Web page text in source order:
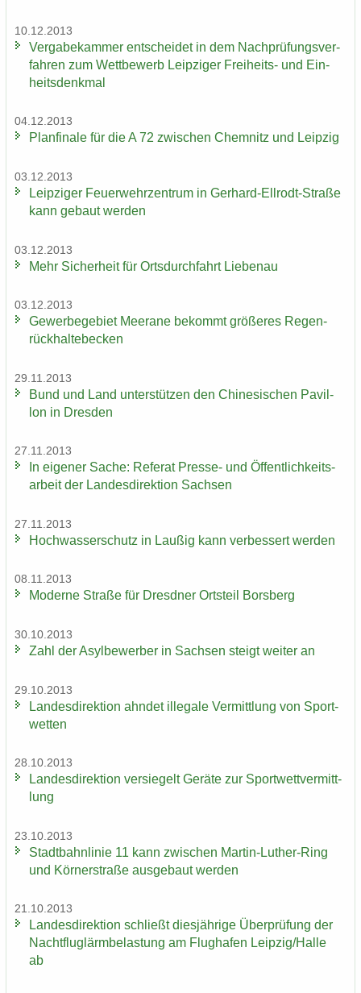
10.12.2013
Ver­ga­be­kam­mer ent­schei­det in dem Nach­prü­fungs­ver­
fah­ren zum Wett­be­werb Leip­zi­ger Freiheits-​ und Ein­
heits­denk­mal
04.12.2013
Plan­fi­na­le für die A 72 zwi­schen Chem­nitz und Leip­zig
03.12.2013
Leip­zi­ger Feu­er­wehr­zen­trum in Gerhard-​Ellrodt-Straße
kann ge­baut wer­den
03.12.2013
Mehr Si­cher­heit für Orts­durch­fahrt Lie­be­nau
03.12.2013
Ge­wer­be­ge­biet Meer­a­ne be­kommt grö­ße­res Re­gen­
rück­hal­te­be­cken
29.11.2013
Bund und Land un­ter­stüt­zen den Chi­ne­si­schen Pa­vil­
lon in Dres­den
27.11.2013
In ei­ge­ner Sache: Re­fe­rat Presse-​ und Öf­fent­lich­keits­
ar­beit der Lan­des­di­rek­ti­on Sach­sen
27.11.2013
Hoch­was­ser­schutz in Lau­ßig kann ver­bes­sert wer­den
08.11.2013
Mo­der­ne Stra­ße für Dresd­ner Orts­teil Borsberg
30.10.2013
Zahl der Asyl­be­wer­ber in Sach­sen steigt wei­ter an
29.10.2013
Lan­des­di­rek­ti­on ahn­det il­le­ga­le Ver­mitt­lung von Sport­
wet­ten
28.10.2013
Lan­des­di­rek­ti­on ver­sie­gelt Ge­rä­te zur Sport­wett­ver­mitt­
lung
23.10.2013
Stadt­bahn­li­nie 11 kann zwi­schen Martin-​Luther-Ring
und Körn­er­stra­ße aus­ge­baut wer­den
21.10.2013
Lan­des­di­rek­ti­on schließt dies­jäh­ri­ge Über­prü­fung der
Nacht­flug­lärm­be­las­tung am Flug­ha­fen Leip­zig/Halle
ab